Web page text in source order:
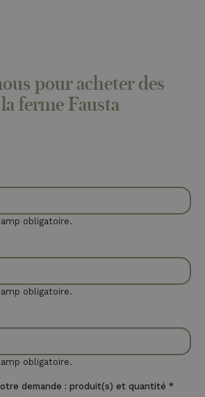
pour acheter des
ferme Fausta
obligatoire.
obligatoire.
obligatoire.
demande : produit(s) et quantité *